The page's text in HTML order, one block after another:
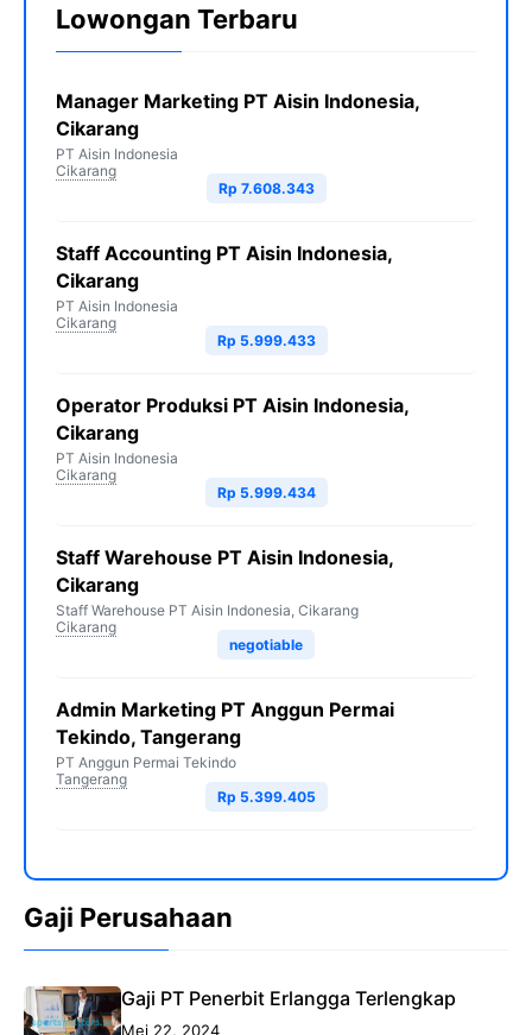
Lowongan Terbaru
Manager Marketing PT Aisin Indonesia,
Cikarang
PT Aisin Indonesia
Cikarang
Rp 7.608.343
Staff Accounting PT Aisin Indonesia,
Cikarang
PT Aisin Indonesia
Cikarang
Rp 5.999.433
Operator Produksi PT Aisin Indonesia,
Cikarang
PT Aisin Indonesia
Cikarang
Rp 5.999.434
Staff Warehouse PT Aisin Indonesia,
Cikarang
Staff Warehouse PT Aisin Indonesia, Cikarang
Cikarang
negotiable
Admin Marketing PT Anggun Permai
Tekindo, Tangerang
PT Anggun Permai Tekindo
Tangerang
Rp 5.399.405
Gaji Perusahaan
Gaji PT Penerbit Erlangga Terlengkap
Mei 22, 2024